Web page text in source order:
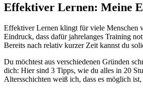
Effektiver Lernen: Meine
Effektiver Lernen klingt für viele Menschen
Eindruck, dass dafür jahrelanges Training
Bereits nach relativ kurzer Zeit kannst du
Du möchtest aus verschiedenen Gründen
dich: Hier sind 3 Tipps, wie du alles in 20
Altersschichten weiß ich, dass es möglich